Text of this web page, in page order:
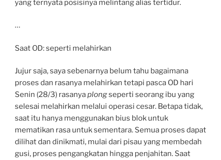
yang ternyata posisinya melintang alias tertidur.
…
Saat OD: seperti melahirkan
Jujur saja, saya sebenarnya belum tahu bagaimana
proses dan rasanya melahirkan tetapi pasca OD hari
Senin (28/3) rasanyaplongseperti seorang ibu yang
selesai melahirkan melalui operasi cesar. Betapa tidak,
saat itu hanya menggunakan bius blok untuk
mematikan rasa untuk sementara. Semua proses dapat
dilihat dan dinikmati, mulai dari pisau yang membedah
gusi, proses pengangkatan hingga penjahitan. Saat